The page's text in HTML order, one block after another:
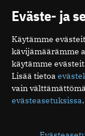
00510 Helsinki
puh. (09) 393 091
ISSN 2323-9476
Eväste- ja
Käytämme
kävijämäärämme
käytämme
Lisää tietoa
vain
evästeasetuksissa.